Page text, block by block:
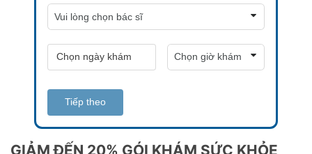
Tiếp theo
GIẢM ĐẾN 20% GÓI KHÁM SỨC KHỎE